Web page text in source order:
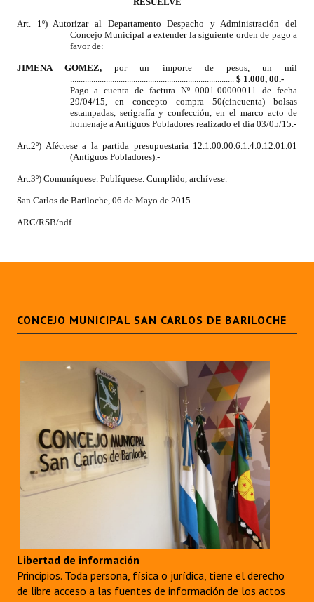
Actas de Sesión
Ejecución Presupuestaria
Actas de Audiencias Públicas
NORMATIVA
Comunicaciones
Resoluciones de Presidencia
Registros y Distinciones
Datos Históricos
Premio al Mérito - Registro
Audiencias Públicas - Registro
Mujeres que Dejaron Huellas - Registro
Ciudadano Ilustre - Registro
Banca del Vecino - Registro
Art. 1º) Autorizar al Departamento Despacho y Administración del
Concejo Municipal a extender la siguiente orden de pago a
favor de:
JIMENA GOMEZ, por un importe de pesos, un mil
.............................................................................. $ 1.000, 00.-
Pago a cuenta de factura Nº 0001-00000011 de fecha
29/04/15, en conceptocompra 50(cincuenta) bolsas
estampadas, serigrafía y confección, en el marcoacto de
homenaje a Antiguos Pobladores realizado el día 03/05/15.-
Art.2º) Aféctese a la partida presupuestaria 12.1.00.00.6.1.4.0.12.01.01
(Antiguos Pobladores).-
Art.3º) Comuníquese. Publíquese. Cumplido, archívese.
San Carlos de Bariloche, 06 de Mayo de 2015.
ARC/RSB/ndf.
CONCEJO MUNICIPAL SAN CARLOS DE BARILOCHE
Libertad de información
Principios. Toda persona, física o jurídica, tiene el derecho
de libre acceso a las fuentes de información de los actos